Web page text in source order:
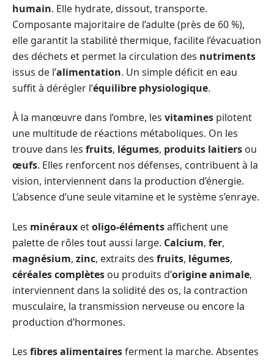
humain. Elle hydrate, dissout, transporte.
Composante majoritaire de l’adulte (près de 60 %),
elle garantit la stabilité thermique, facilite l’évacuation
des déchets et permet la circulation des nutriments
issus de l’alimentation. Un simple déficit en eau
suffit à dérégler l’équilibre physiologique.
À la manœuvre dans l’ombre, les vitamines pilotent
une multitude de réactions métaboliques. On les
trouve dans les fruits, légumes, produits laitiers ou
œufs. Elles renforcent nos défenses, contribuent à la
vision, interviennent dans la production d’énergie.
L’absence d’une seule vitamine et le système s’enraye.
Les minéraux etoligo-élémentsaffichent une
palette de rôles tout aussi large. Calcium, fer,
magnésium, zinc, extraits des fruits, légumes,
céréales complètes ou produits d’origine animale,
interviennent dans la solidité des os, la contraction
musculaire, la transmission nerveuse ou encore la
production d’hormones.
Les fibres alimentairesferment la marche. Absentes